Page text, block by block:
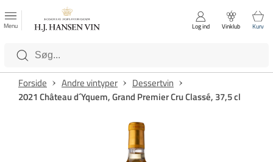
Luk
Kategorier
Menu Log ind Vinklub Kurv
Forside Andre vintyper
Dessertvin
2021 Château d´Yquem, Grand Premier Cru Classé, 37,5 cl